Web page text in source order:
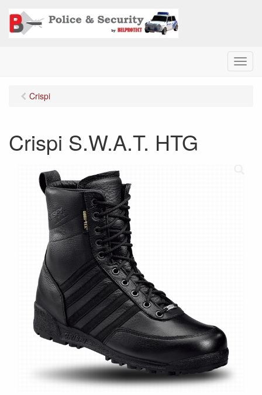
M
e
Crispi
Crispi S.W.A.T. HTG